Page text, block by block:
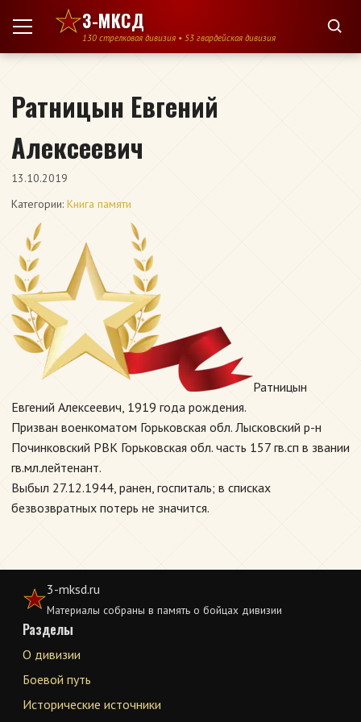
Перейти к содержимому
3-МКСД
130 стрелковая дивизия • 53 гвардейская дивизия
Ратницын Евгений
Алексеевич
13.10.2019
Категории: Книга памяти
Ратницын
Евгений Алексеевич, 1919 года рождения.
Призван военкоматом Горьковская обл. Лысковский р-н
Починковский РВК Горьковская обл. часть 157 гв.сп в звании
гв.мл.лейтенант.
Выбыл 27.12.1944, ранен, госпиталь; в списках
безвозвратных потерь не значится.
3-mksd.ru
Материалы собраны в память о бойцах дивизии
Разделы
О дивизии
Боевой путь
Исторические источники